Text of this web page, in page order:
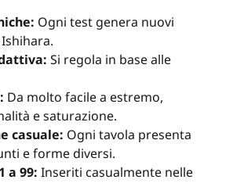
Ogni test genera nuovi
Si regola in base alle
Da molto facile a estremo,
e saturazione.
casuale: Ogni tavola presenta
e forme diversi.
a 99: Inseriti casualmente nelle